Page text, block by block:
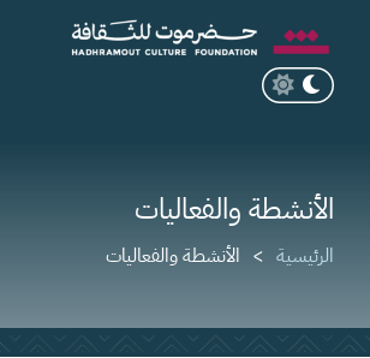
الأنشطة والفعاليات
الرئيسية الأنشطة والفعاليات